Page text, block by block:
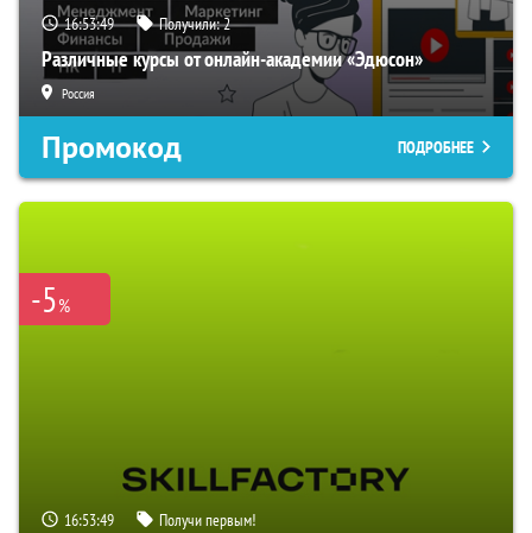
16:53:48 Получили:2
Различные курсы от онлайн-академии «Эдюсон»
Россия
Промокод ПОДРОБНЕЕ
-5%
16:53:48 Получи первым!